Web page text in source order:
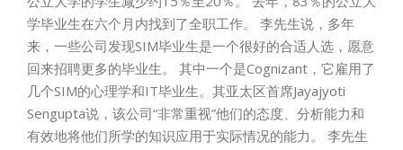
学毕业生在六个月内找到了全职工作。 李先生说，多年
来，一些公司发现SIM毕业生是一个很好的合适人选，愿意
回来招聘更多的毕业生。 其中一个是Cognizant，它雇用了
几个SIM的心理学和IT毕业生。其亚太区首席Jayajyoti
Sengupta说，该公司“非常重视”他们的态度、分析能力和
有效地将他们所学的知识应用于实际情况的能力。 李先生